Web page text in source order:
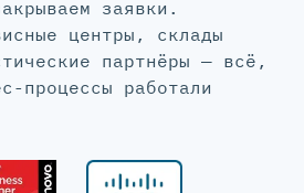
заявки.
центры, склады
партнёры — всё,
процессы работали